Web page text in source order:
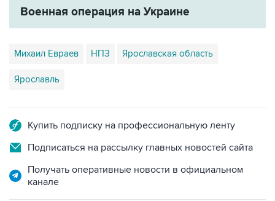
Военная операция на Украине
Михаил Евраев НПЗ Ярославская область
Ярославль
Купить подписку на профессиональную ленту
Подписаться на рассылку главных новостей сайта
Получать оперативные новости в официальном
канале